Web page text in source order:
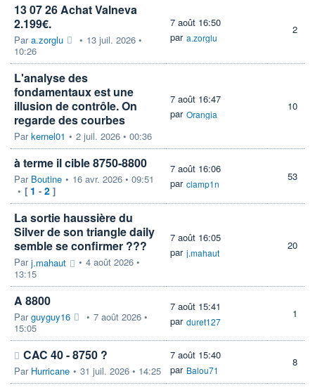
13 07 26 Achat Valneva
2.199€.
Para.zorglu • 13 juil. 2026 •
10:26
7 août 16:50
par a.zorglu
2
L'analyse des
fondamentaux est une
illusion de contrôle. On
regarde des courbes
Parkernel01 • 2 juil. 2026 • 00:36
7 août 16:47
par Orangia
10
à terme il cible 8750-8800
Par Boutine • 16 avr. 2026 • 09:51
• [ 1 - 2 ]
7 août 16:06
par clamp1n
53
La sortie haussière du
Silver de son triangle daily
semble se confirmer ???
Parj.mahaut • 4 août 2026 •
13:15
7 août 16:05
par j.mahaut
20
A 8800
Parguyguy16 • 7 août 2026 •
15:05
7 août 15:41
par duret127
1
CAC 40 - 8750 ?
Par Hurricane • 31 juil. 2026 • 14:25
7 août 15:40
par Balou71
8